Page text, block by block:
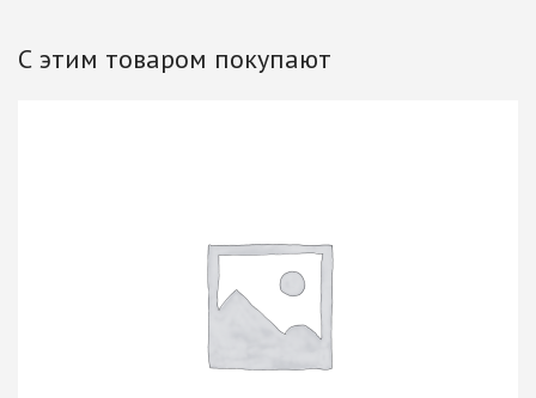
С этим товаром покупают